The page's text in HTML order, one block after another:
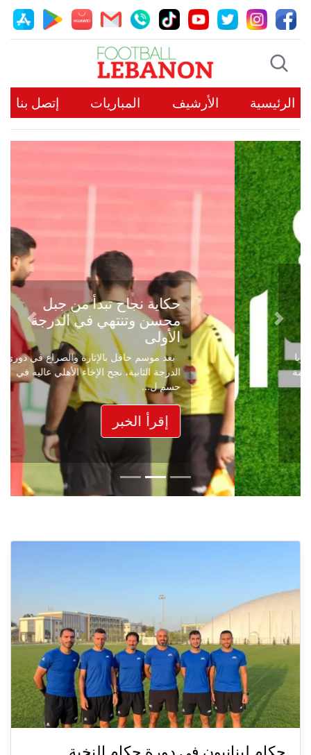
الرئيسية الأرشيف المباريات إتصل بنا
حكاية نجاح تبدأ من جبل
محسن وتنتهي في الدرجة
الأولى
بعد موسم حافل بالإثارة والصراع في دوري
الدرجة الثانية، نجح الإخاء الأهلي عاليه في
حسم ل...
إقرأ الخبر
Previous
Next